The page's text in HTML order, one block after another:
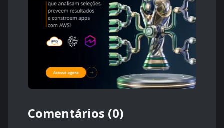
Comentários (0)